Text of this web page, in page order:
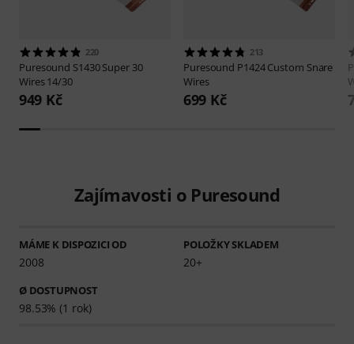
220
Puresound S1430 Super 30
Wires 14/30
949 Kč
213
Puresound P1424 Custom Snare
Wires
699 Kč
Zajímavosti o Puresound
MÁME K DISPOZICI OD
2008
POLOŽKY SKLADEM
20+
Ø DOSTUPNOST
98.53% (1 rok)